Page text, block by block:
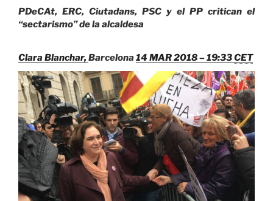
PDeCAt, ERC, Ciutadans, PSC y el PP critican el
“sectarismo” de la alcaldesa
Clara Blanchar,Barcelona 14 MAR 2018 – 19:33CET